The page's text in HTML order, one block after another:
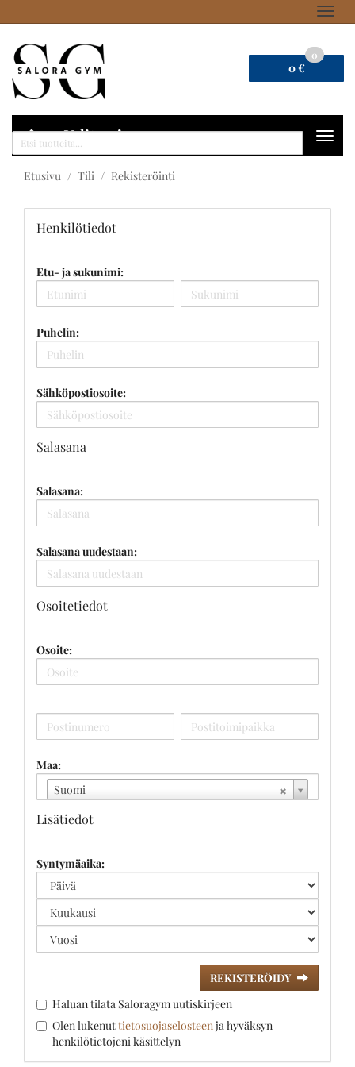
0 €
0
Haku
Valitse sivu
Etusivu Tili Rekisteröinti
Henkilötiedot
Etu- ja sukunimi:
Puhelin:
Sähköpostiosoite:
Salasana
Salasana:
Salasana uudestaan:
Osoitetiedot
Osoite:
Maa:
Suomi
Lisätiedot
Syntymäaika:
REKISTERÖIDY
Haluan tilata Saloragym uutiskirjeen
Olen lukenuttietosuojaselosteenja hyväksyn
henkilötietojeni käsittelyn